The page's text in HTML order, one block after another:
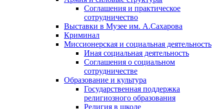
Соглашения и практическое
сотрудничество
Выставки в Музее им. А.Сахарова
Криминал
Миссионерская и социальная деятельность
Иная социальная деятельность
Соглашения о социальном
сотрудничестве
Образование и культура
Государственная поддержка
религиозного образования
Религия в школе